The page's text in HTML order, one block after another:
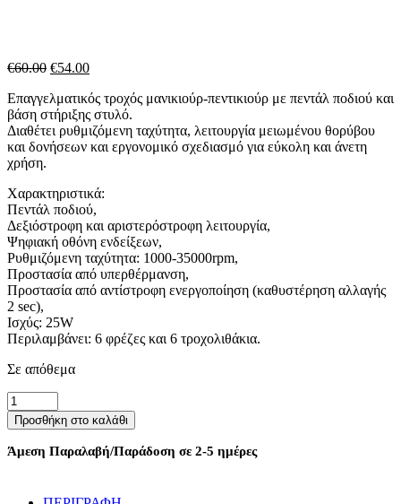
€60.00 Original
was:
€60.00.
€54.00Η
τιμή
είναι:
€54.00.
Επαγγελματικός τροχός μανικιούρ-πεντικιούρ με πεντάλ ποδιού και
βάση στήριξης στυλό.
Διαθέτει ρυθμιζόμενη ταχύτητα, λειτουργία μειωμένου θορύβου
και δονήσεων και εργονομικό σχεδιασμό για εύκολη και άνετη
χρήση.
Χαρακτηριστικά:
Πεντάλ ποδιού,
Δεξιόστροφη και αριστερόστροφη λειτουργία,
Ψηφιακή οθόνη ενδείξεων,
Ρυθμιζόμενη ταχύτητα: 1000-35000rpm,
Προστασία από υπερθέρμανση,
Προστασία από αντίστροφη ενεργοποίηση (καθυστέρηση αλλαγής
2 sec),
Ισχύς: 25W
Περιλαμβάνει: 6 φρέζες και 6 τροχολιθάκια.
Σε απόθεμα
Ηλεκτρικός
τροχός
μανικιούρ-
πεντικιούρ
DM607
Προσθήκη στο καλάθι
Άμεση Παραλαβή/Παράδοση σε 2-5 ημέρες